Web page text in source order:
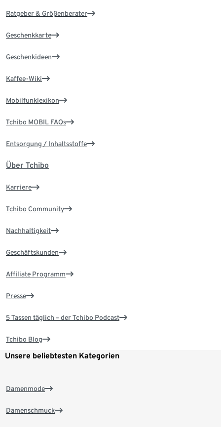
Ratgeber & Größenberater
Geschenkkarte
Geschenkideen
Kaffee-Wiki
Mobilfunklexikon
Tchibo MOBIL FAQs
Entsorgung / Inhaltsstoffe
Über Tchibo
Karriere
Tchibo Community
Nachhaltigkeit
Geschäftskunden
Affiliate Programm
Presse
5 Tassen täglich – der Tchibo Podcast
Tchibo Blog
Unsere beliebtesten Kategorien
Damenmode
Damenschmuck